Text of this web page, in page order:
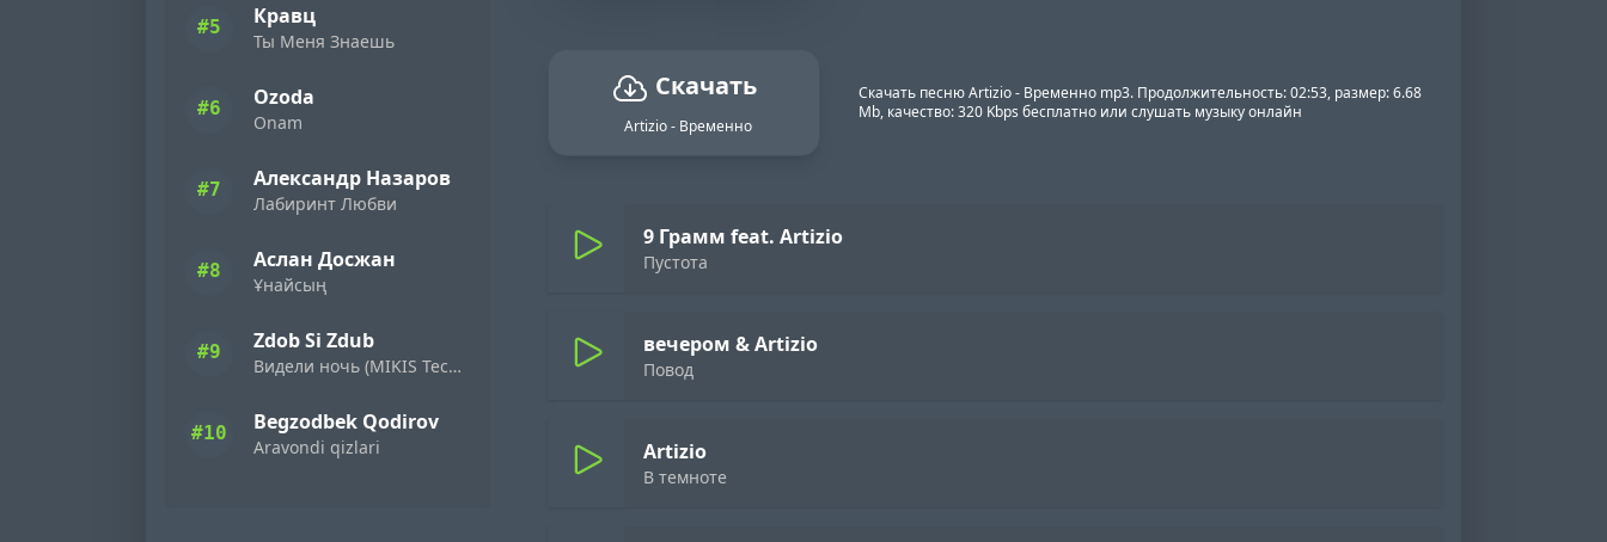
#5 Кравц
Ты Меня Знаешь
#6 Ozoda
Onam
#7 Александр Назаров
Лабиринт Любви
#8 Аслан Досжан
Ұнайсың
#9 Zdob Si Zdub
Видели ночь (MIKIS Techno Flip)
#10 Begzodbek Qodirov
Aravondi qizlari
Скачать
Artizio - Временно
Скачать песню Artizio - Временно mp3. Продолжительность: 02:53, размер: 6.68
Mb, качество: 320 Kbps бесплатно или слушать музыку онлайн
9 Грамм feat. Artizio
Пустота
вечером & Artizio
Повод
Artizio
В темноте